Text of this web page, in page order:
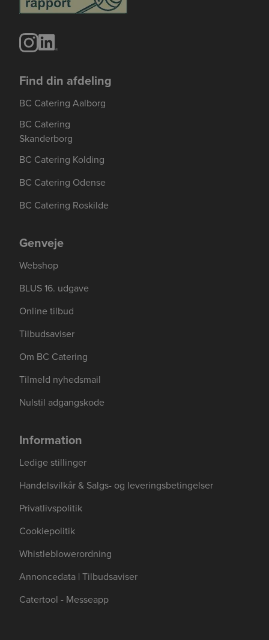
Find din afdeling
BC Catering Aalborg
BC Catering
Skanderborg
BC Catering Kolding
BC Catering Odense
BC Catering Roskilde
Genveje
Webshop
BLUS 16. udgave
Online tilbud
Tilbudsaviser
Om BC Catering
Tilmeld nyhedsmail
Nulstil adgangskode
Information
Ledige stillinger
Handelsvilkår & Salgs- og leveringsbetingelser
Privatlivspolitik
Cookiepolitik
Whistleblowerordning
Annoncedata | Tilbudsaviser
Catertool - Messeapp